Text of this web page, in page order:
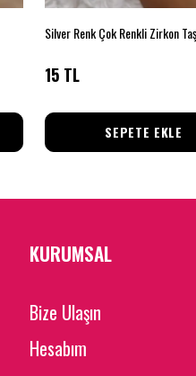
15 TL
SEPETE EKLE
KURUMSAL
Bize Ulaşın
Hesabım